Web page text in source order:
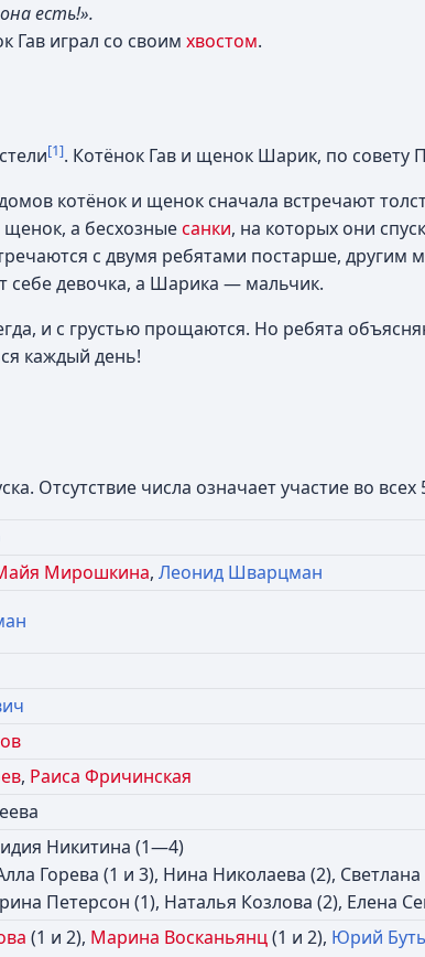
есть!».
Гав играл со своим хвостом.
[1]. Котёнок Гав и щенок Шарик, по совету
котёнок и щенок сначала встречают
щенок, а бесхозныесанки, на которых они
с двумя ребятами постарше, другим
себе девочка, а Шарика — мальчик.
и с грустью прощаются. Но ребята
каждый день!
Отсутствие числа означает участие во всех
Мирошкина,Леонид Шварцман
, Раиса Фричинская
Никитина (1—4)
Горева (1 и 3), Нина Николаева (2),
Петерсон (1), Наталья Козлова (2), Елена
(1 и 2), Марина Восканьянц(1 и 2), Юрий